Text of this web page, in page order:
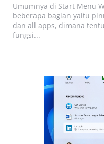
Umumnya di Start Menu
beberapa bagian yaitu
dan all apps, dimana
fungsi...